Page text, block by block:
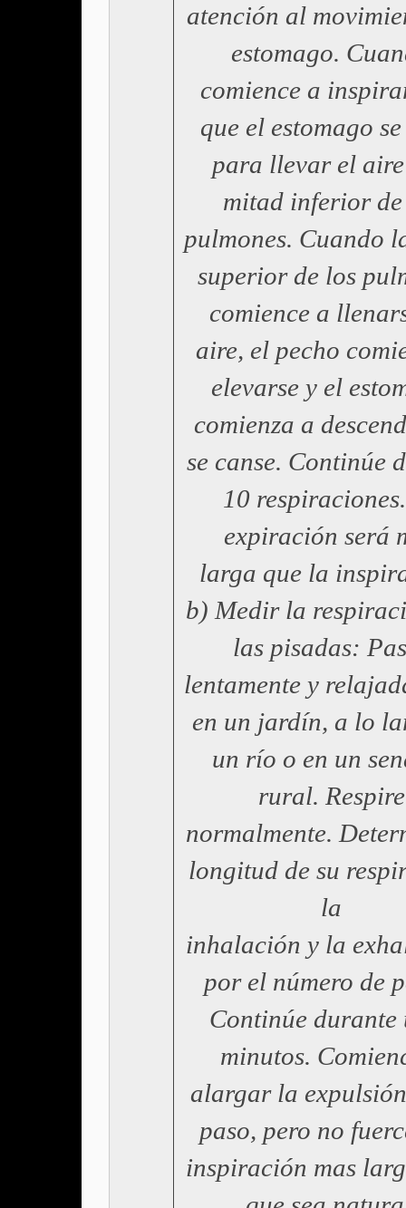
atención al
estomago.
comience a
que el estomago
para llevar el
mitad inferior
pulmones. Cuando
superior de los
comience a
aire, el pecho
elevarse y el
comienza a
se canse. Continúe
10
expiración será
larga que la
b) Medir la
las pisadas:
lentamente y
en un jardín, a lo
un río o en un
rural. Respire
normalmente.
longitud de su
la
inhalación y la
por el número de
Continúe durante
minutos.
alargar la
paso, pero no
inspiración mas